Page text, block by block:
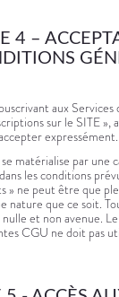
4 –
aux Services
sur le SITE »,
expressément.
matérialise par une
les conditions
» ne peut être que
nature que ce soit.
et non avenue.
CGU ne doit pas